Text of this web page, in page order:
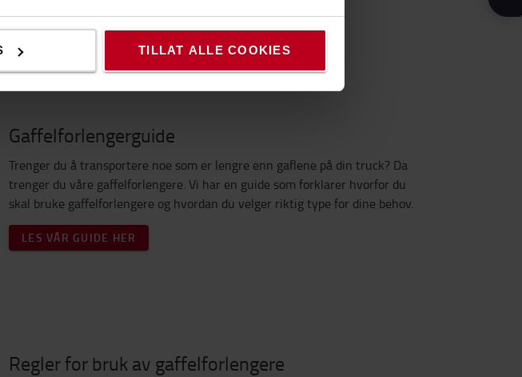
TILLAT ALLE COOKIES
Gaffelforlengerguide
Trenger du å transportere noe som er lengre enn gaflene på din truck? Da
trenger du våre gaffelforlengere. Vi har en guide som forklarer hvorfor du
skal bruke gaffelforlengere og hvordan du velger riktig type for dine behov.
LES VÅR GUIDE HER
Regler for bruk av gaffelforlengere